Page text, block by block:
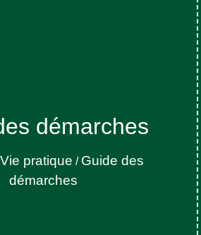
démarches
Vie pratique / Guide des
démarches